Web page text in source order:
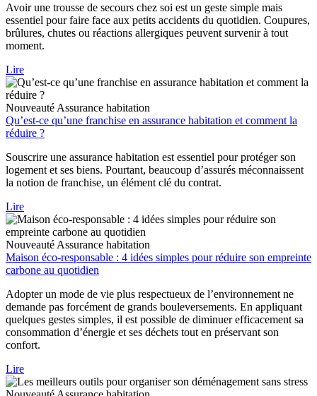
Avoir une trousse de secours chez soi est un geste simple mais
essentiel pour faire face aux petits accidents du quotidien. Coupures,
brûlures, chutes ou réactions allergiques peuvent survenir à tout
moment.
Lire
Nouveauté Assurance habitation
Qu’est-ce qu’une franchise en assurance habitation et comment la
réduire ?
Souscrire une assurance habitation est essentiel pour protéger son
logement et ses biens. Pourtant, beaucoup d’assurés méconnaissent
la notion de franchise, un élément clé du contrat.
Lire
Nouveauté Assurance habitation
Maison éco-responsable : 4 idées simples pour réduire son empreinte
carbone au quotidien
Adopter un mode de vie plus respectueux de l’environnement ne
demande pas forcément de grands bouleversements. En appliquant
quelques gestes simples, il est possible de diminuer efficacement sa
consommation d’énergie et ses déchets tout en préservant son
confort.
Lire